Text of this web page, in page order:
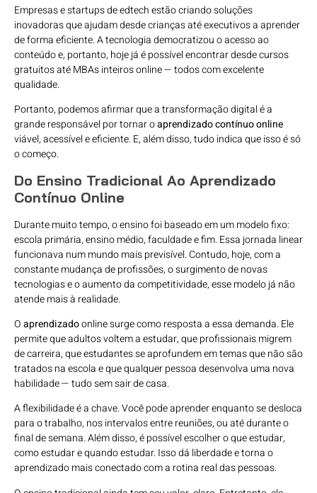
Empresas e startups de edtech estão criando soluções
inovadoras que ajudam desde crianças até executivos a aprender
de forma eficiente. A tecnologia democratizou o acesso ao
conteúdo e, portanto, hoje já é possível encontrar desde cursos
gratuitos até MBAs inteiros online — todos com excelente
qualidade.
Portanto, podemos afirmar que a transformação digital é a
grande responsável por tornar oaprendizado contínuo online
viável, acessível e eficiente. E, além disso, tudo indica que isso é só
o começo.
Do Ensino Tradicional Ao Aprendizado
Contínuo Online
Durante muito tempo, o ensino foi baseado em um modelo fixo:
escola primária, ensino médio, faculdade e fim. Essa jornada linear
funcionava num mundo mais previsível. Contudo, hoje, com a
constante mudança de profissões, o surgimento de novas
tecnologias e o aumento da competitividade, esse modelo já não
atende mais à realidade.
Oaprendizadoonline surge como resposta a essa demanda. Ele
permite que adultos voltem a estudar, que profissionais migrem
de carreira, que estudantes se aprofundem em temas que não são
tratados na escola e que qualquer pessoa desenvolva uma nova
habilidade — tudo sem sair de casa.
A flexibilidade é a chave. Você pode aprender enquanto se desloca
para o trabalho, nos intervalos entre reuniões, ou até durante o
final de semana. Além disso, é possível escolher o que estudar,
como estudar e quando estudar. Isso dá liberdade e torna o
aprendizado mais conectado com a rotina real das pessoas.